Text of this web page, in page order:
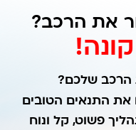
את הרכב?
הרכב שלכם?
את התנאים הטובים
פשוט, קל ונוח